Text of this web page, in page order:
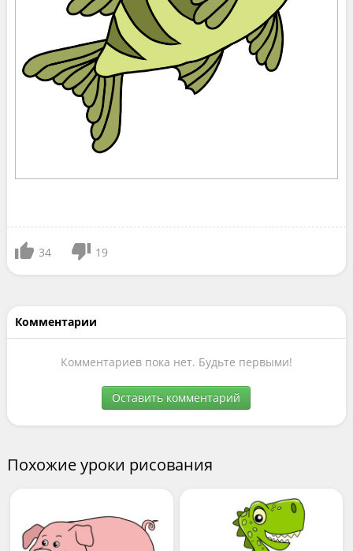
34 19
Комментарии
Комментариев пока нет. Будьте первыми!
Оставить комментарий
Похожие уроки рисования